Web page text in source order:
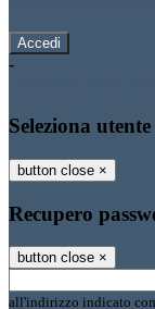
-
Seleziona utente
button close ×
Recupero
button close ×
all'indirizzo indicato